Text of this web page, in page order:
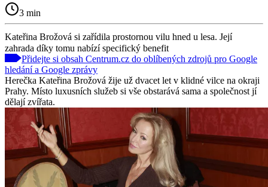
3 min
Kateřina Brožová si zařídila prostornou vilu hned u lesa. Její
zahrada díky tomu nabízí specifický benefit
Přidejte si obsah Centrum.cz do oblíbených zdrojů pro Google
hledání a Google zprávy
Herečka Kateřina Brožová žije už dvacet let v klidné vilce na okraji
Prahy. Místo luxusních služeb si vše obstarává sama a společnost jí
dělají zvířata.